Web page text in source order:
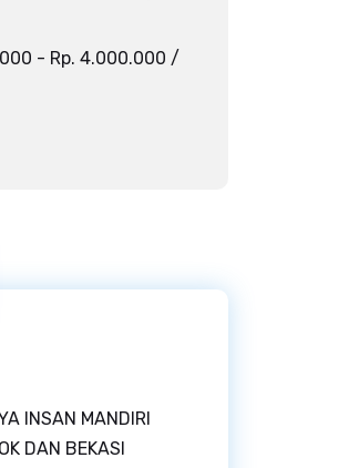
- Rp. 4.000.000 /
INSAN MANDIRI
DAN BEKASI